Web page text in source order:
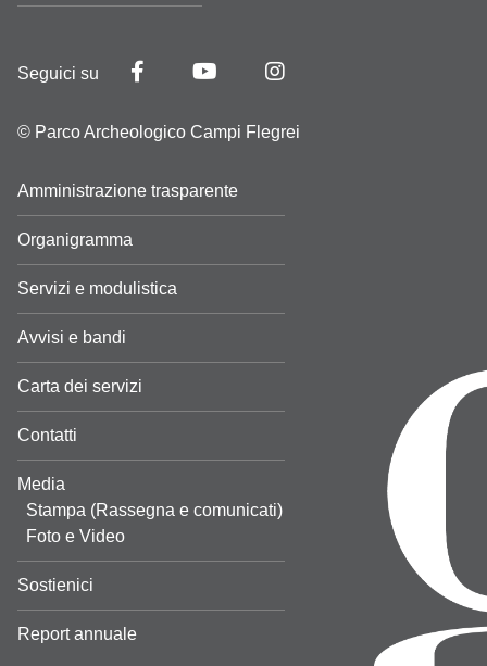
Seguici su
© Parco Archeologico Campi Flegrei
Amministrazione trasparente
Organigramma
Servizi e modulistica
Avvisi e bandi
Carta dei servizi
Contatti
Media
Stampa (Rassegna e comunicati)
Foto e Video
Sostienici
Report annuale